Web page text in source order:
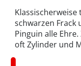
schwarzen Frack
Pinguin alle
oft Zylinder und